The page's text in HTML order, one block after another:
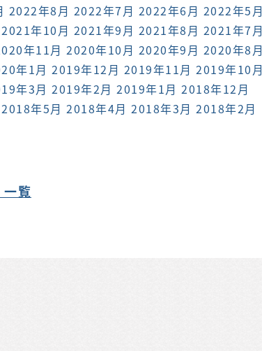
2022年8月 2022年7月 2022年6月 2022年5月
2021年10月 2021年9月 2021年8月 2021年7月
年11月 2020年10月 2020年9月 2020年8月
年1月 2019年12月 2019年11月 2019年10月
年3月 2019年2月 2019年1月 2018年12月
2018年5月 2018年4月 2018年3月 2018年2月
一覧